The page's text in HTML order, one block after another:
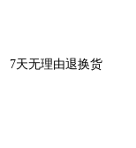
7天无理由退换货